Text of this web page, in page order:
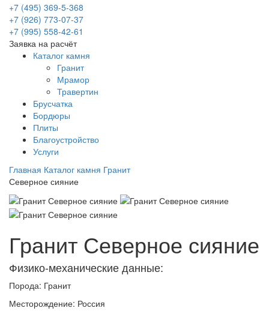
+7 (495) 369-5-368
+7 (926) 773-07-37
+7 (995) 558-42-61
Заявка на расчёт
Каталог камня
Гранит
Мрамор
Травертин
Брусчатка
Бордюры
Плиты
Благоустройство
Услуги
Главная Каталог камня Гранит
Северное сияние
Гранит Северное сияние
Физико-механические данные:
Порода: Гранит
Месторождение: Россия